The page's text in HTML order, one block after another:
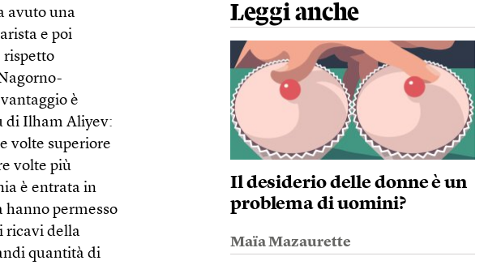
avuto una
e poi
rispetto
è
di Ilham Aliyev:
volte superiore
volte più
è entrata in
hanno permesso
ricavi della
quantità di
Leggi anche
Il desiderio delle donne è un
problema di uomini?
Maïa Mazaurette